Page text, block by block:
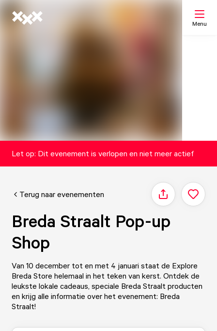
Menu
Let op: Dit evenement is verlopen en niet meer actief
Terug naar evenementen Delen
Breda Straalt Pop-up
Shop
Van 10 december tot en met 4 januari staat de Explore
Breda Store helemaal in het teken van kerst. Ontdek de
leukste lokale cadeaus, speciale Breda Straalt producten
en krijg alle informatie over het evenement: Breda
Straalt!